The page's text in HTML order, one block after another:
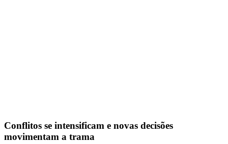
Conflitos se intensificam e novas decisões
movimentam a trama